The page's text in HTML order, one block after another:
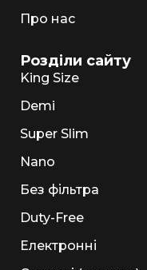
Про нас
Розділи сайту
King Size
Demi
Super Slim
Nano
Без фільтра
Duty-Free
Електронні